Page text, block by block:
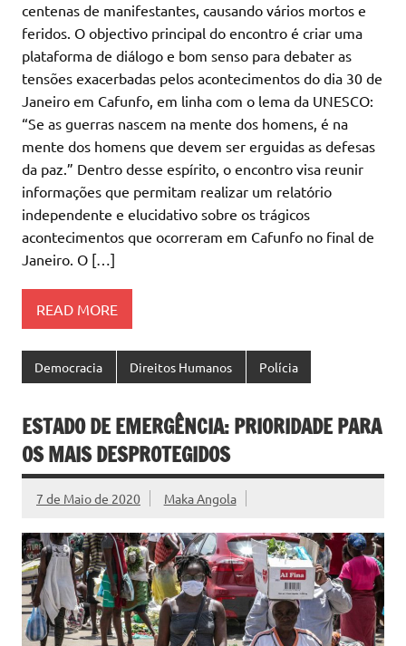
centenas de manifestantes, causando vários mortos e
feridos. O objectivo principal do encontro é criar uma
plataforma de diálogo e bom senso para debater as
tensões exacerbadas pelos acontecimentos do dia 30 de
Janeiro em Cafunfo, em linha com o lema da UNESCO:
“Se as guerras nascem na mente dos homens, é na
mente dos homens que devem ser erguidas as defesas
da paz.” Dentro desse espírito, o encontro visa reunir
informações que permitam realizar um relatório
independente e elucidativo sobre os trágicos
acontecimentos que ocorreram em Cafunfo no final de
Janeiro. O […]
READ MORE
Democracia Direitos Humanos Polícia
ESTADO DE EMERGÊNCIA: PRIORIDADE PARA
OS MAIS DESPROTEGIDOS
7 de Maio de 2020 Maka Angola